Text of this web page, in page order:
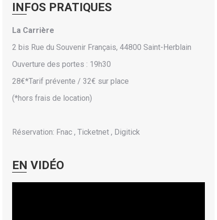
INFOS PRATIQUES
La Carrière
2 bis Rue du Souvenir Français, 44800 Saint-Herblain
Ouverture des portes : 19h30
28€*Tarif prévente / 32€ sur place
(*hors frais de location)
Réservation: Fnac , Ticketnet , Digitick
EN VIDÉO